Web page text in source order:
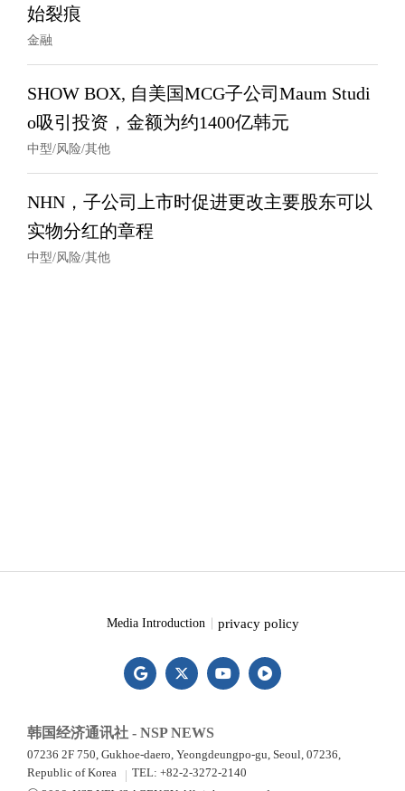
始裂痕
金融
SHOW BOX, 自美国MCG子公司Maum Studi
o吸引投资，金额为约1400亿韩元
中型/风险/其他
NHN，子公司上市时促进更改主要股东可以
实物分红的章程
中型/风险/其他
Media Introduction privacy policy
韩国经济通讯社 - NSP NEWS
07236 2F 750, Gukhoe-daero, Yeongdeungpo-gu, Seoul, 07236,
Republic of Korea
TEL: +82-2-3272-2140